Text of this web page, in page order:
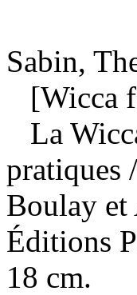
Sabin,
[Wicca
La
pratiques
Boulay et
Éditions
18 cm.